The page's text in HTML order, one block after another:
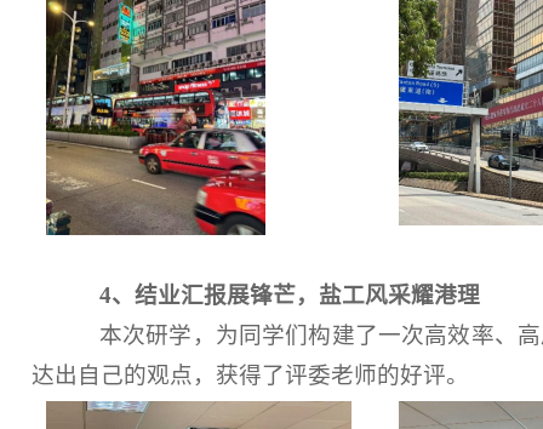
4、结业汇报展锋芒，盐工风采耀港理
本次研学，为同学们构建了一次高效率、
达出自己的观点，获得了评委老师的好评。